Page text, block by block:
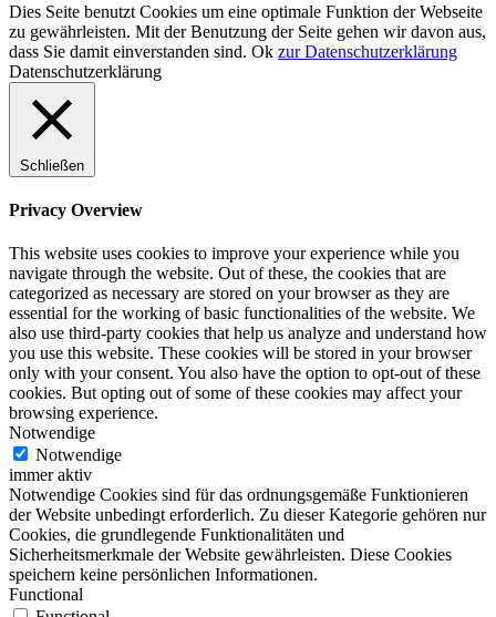
Dies Seite benutzt Cookies um eine optimale Funktion der Webseite
zu gewährleisten. Mit der Benutzung der Seite gehen wir davon aus,
dass Sie damit einverstanden sind. Ok zur Datenschutzerklärung
Datenschutzerklärung
Schließen
Privacy Overview
This website uses cookies to improve your experience while you
navigate through the website. Out of these, the cookies that are
categorized as necessary are stored on your browser as they are
essential for the working of basic functionalities of the website. We
also use third-party cookies that help us analyze and understand how
you use this website. These cookies will be stored in your browser
only with your consent. You also have the option to opt-out of these
cookies. But opting out of some of these cookies may affect your
browsing experience.
Notwendige
Notwendige
immer aktiv
Notwendige Cookies sind für das ordnungsgemäße Funktionieren
der Website unbedingt erforderlich. Zu dieser Kategorie gehören nur
Cookies, die grundlegende Funktionalitäten und
Sicherheitsmerkmale der Website gewährleisten. Diese Cookies
speichern keine persönlichen Informationen.
Functional